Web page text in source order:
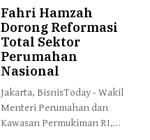
Fahri Hamzah
Dorong Reformasi
Total Sektor
Perumahan
Nasional
Jakarta, BisnisToday - Wakil
Menteri Perumahan dan
Kawasan Permukiman RI,